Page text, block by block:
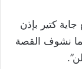
كتير بإذن
نشوف القصة